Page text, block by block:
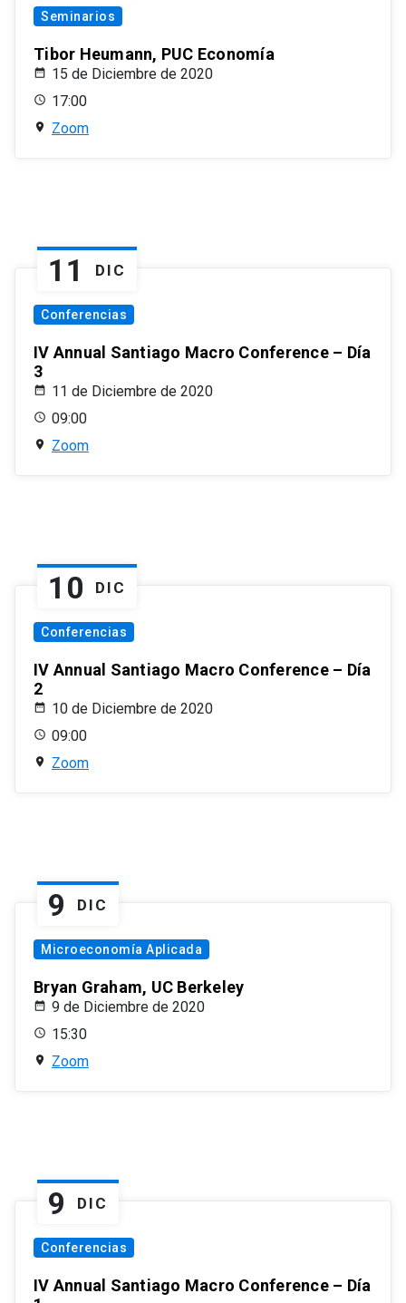
Seminarios
Tibor Heumann, PUC Economía
15 de Diciembre de 2020
17:00
Zoom
11 DIC
Conferencias
IV Annual Santiago Macro Conference – Día
3
11 de Diciembre de 2020
09:00
Zoom
10 DIC
Conferencias
IV Annual Santiago Macro Conference – Día
2
10 de Diciembre de 2020
09:00
Zoom
9 DIC
Microeconomía Aplicada
Bryan Graham, UC Berkeley
9 de Diciembre de 2020
15:30
Zoom
9 DIC
Conferencias
IV Annual Santiago Macro Conference – Día